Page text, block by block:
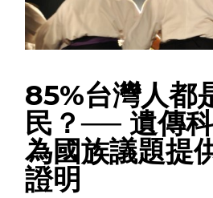
85%台灣人都
民？── 遺傳
為國族議題提
證明